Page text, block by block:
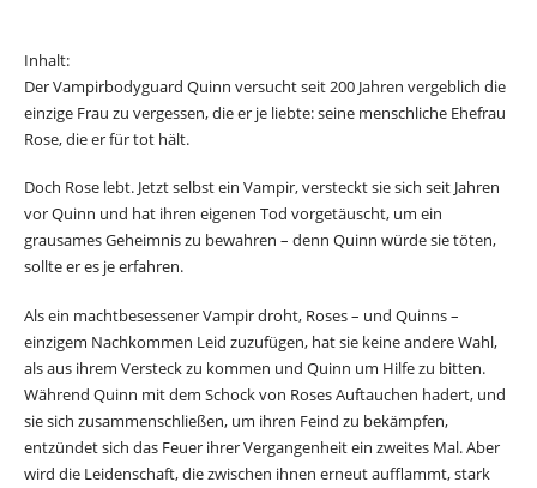
Inhalt:
Der Vampirbodyguard Quinn versucht seit 200 Jahren vergeblich die
einzige Frau zu vergessen, die er je liebte: seine menschliche Ehefrau
Rose, die er für tot hält.
Doch Rose lebt. Jetzt selbst ein Vampir, versteckt sie sich seit Jahren
vor Quinn und hat ihren eigenen Tod vorgetäuscht, um ein
grausames Geheimnis zu bewahren – denn Quinn würde sie töten,
sollte er es je erfahren.
Als ein machtbesessener Vampir droht, Roses – und Quinns –
einzigem Nachkommen Leid zuzufügen, hat sie keine andere Wahl,
als aus ihrem Versteck zu kommen und Quinn um Hilfe zu bitten.
Während Quinn mit dem Schock von Roses Auftauchen hadert, und
sie sich zusammenschließen, um ihren Feind zu bekämpfen,
entzündet sich das Feuer ihrer Vergangenheit ein zweites Mal. Aber
wird die Leidenschaft, die zwischen ihnen erneut aufflammt, stark